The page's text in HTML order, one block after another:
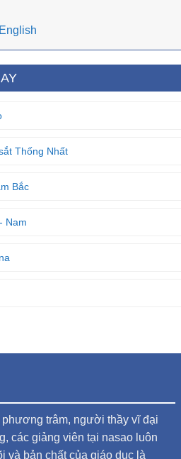
Thống Nhất
Bắc
Nam
phương trâm, người thầy vĩ đại
các giảng viên tại nasao luôn
và bản chất của giáo dục là